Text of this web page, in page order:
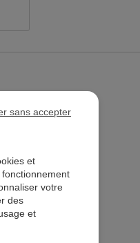
et
votre
des
et
sans accepter